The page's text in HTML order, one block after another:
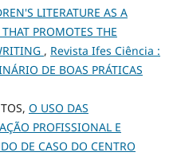
LITERATURE AS A
PROMOTES THE
, Revista Ifes Ciência :
DE BOAS PRÁTICAS
O USO DAS
PROFISSIONAL E
DE CASO DO CENTRO